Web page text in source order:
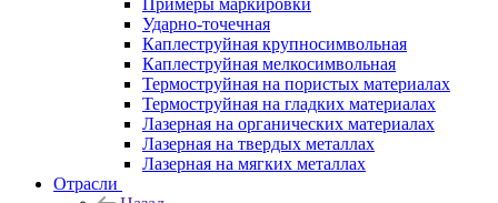
Примеры маркировки
Ударно-точечная
Каплеструйная крупносимвольная
Каплеструйная мелкосимвольная
Термоструйная на пористых материалах
Термоструйная на гладких материалах
Лазерная на органических материалах
Лазерная на твердых металлах
Лазерная на мягких металлах
Отрасли